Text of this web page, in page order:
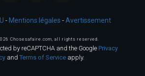
- Mentions légales -Avertissement
Chosesafaire.com , all rights reserved.
by reCAPTCHA and the Google Privacy
and Terms of Serviceapply.